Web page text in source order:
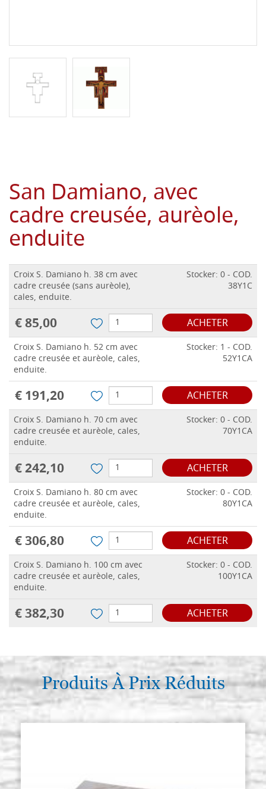
San Damiano, avec
cadre creusée, aurèole,
enduite
Croix S. Damiano h. 38 cm avec
cadre creusée (sans aurèole),
cales, enduite.
Stocker: 0 - COD.
38Y1C
€ 85,00 ACHETER
Croix S. Damiano h. 52 cm avec
cadre creusée et aurèole, cales,
enduite.
Stocker: 1 - COD.
52Y1CA
€ 191,20 ACHETER
Croix S. Damiano h. 70 cm avec
cadre creusée et aurèole, cales,
enduite.
Stocker: 0 - COD.
70Y1CA
€ 242,10 ACHETER
Croix S. Damiano h. 80 cm avec
cadre creusée et aurèole, cales,
enduite.
Stocker: 0 - COD.
80Y1CA
€ 306,80 ACHETER
Croix S. Damiano h. 100 cm avec
cadre creusée et aurèole, cales,
enduite.
Stocker: 0 - COD.
100Y1CA
€ 382,30 ACHETER
Produits À Prix Réduits